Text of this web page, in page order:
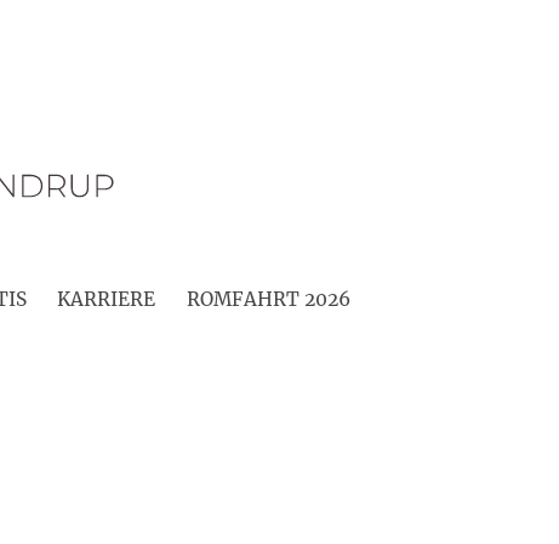
KARRIERE ROMFAHRT 2026